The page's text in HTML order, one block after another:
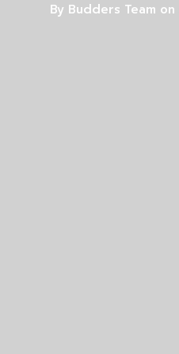
By Budders Team on